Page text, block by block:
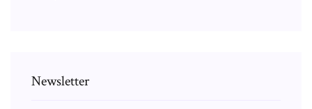
Newsletter